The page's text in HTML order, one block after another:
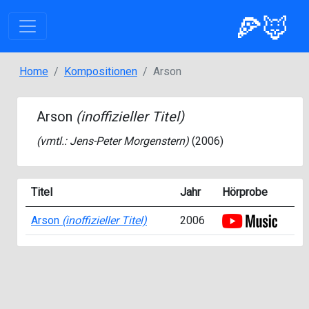
🍕🦊
Home Kompositionen Arson
Arson (inoffizieller Titel)
(vmtl.: Jens-Peter Morgenstern) (2006)
Titel Jahr Hörprobe
Arson (inoffizieller Titel) 2006